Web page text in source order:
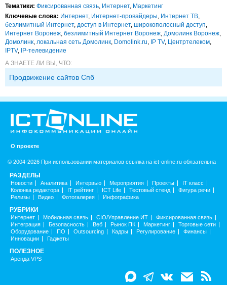
Тематики: Фиксированная связь Интернет, Маркетинг
Ключевые слова: Интернет, Интернет-провайдеры Интернет ТВ
безлимитный Интернет, доступ в Интернет, широкополосный доступ
Интернет Воронеж безлимитный Интернет Воронеж Домолинк Воронеж
Домолинк локальная сеть Домолинк Domolink.ru IP TV, Центртелеком
IPTV, IP-телевидение
А ЗНАЕТЕ ЛИ ВЫ, ЧТО:
Продвижение сайтов Спб
О проекте
© 2004-2026 При использовании материалов ссылка на ict-online.ru обязательна
РАЗДЕЛЫ
Новости Аналитика Интервью Мероприятия Проекты
IT класс
Колонка редактора
IT рейтинг ICT Life Тестовый стенд
Фигура речи
Релизы
Видео Фотогалерея Инфографика
РУБРИКИ
Интернет Мобильная связь CIO/Управление ИТ
Фиксированная связь
Интеграция
Безопасность Веб Рынок ПК Маркетинг
Торговые сети
Оборудование
ПО Outsourcing Кадры Регулирование
Финансы
Инновации
Гаджеты
ПОЛЕЗНОЕ
Аренда VPS